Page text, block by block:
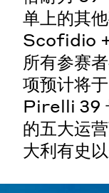
单上的其
Scofidio
所有参赛
项预计将
Pirelli 39
的五大运
大利有史